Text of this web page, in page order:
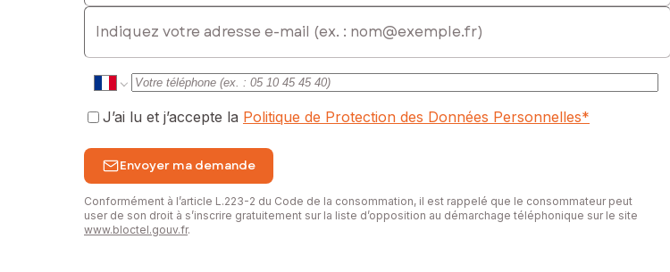
E-mail
J’ai lu et j’accepte la Politique de Protection des Données Personnelles*
Envoyer ma demande
Conformément à l’article L.223-2 du Code de la consommation, il est rappelé que le consommateur peut
user de son droit à s’inscrire gratuitement sur la liste d’opposition au démarchage téléphonique sur le site
www.bloctel.gouv.fr.